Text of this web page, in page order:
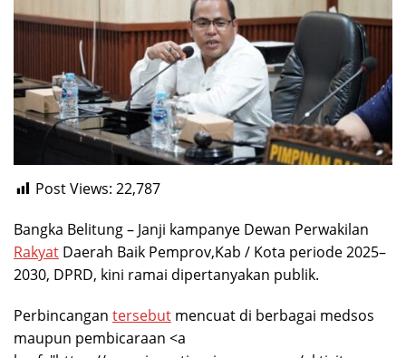
Post Views: 22,787
Bangka Belitung – Janji kampanye Dewan Perwakilan
Rakyat Daerah Baik Pemprov,Kab / Kota periode 2025–
2030, DPRD, kini ramai dipertanyakan publik.
Perbincangan tersebut mencuat di berbagai medsos
maupun pembicaraan <a